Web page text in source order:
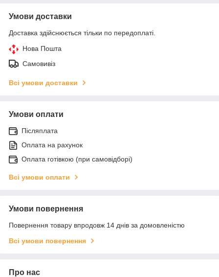
Умови доставки
Доставка здійснюється тільки по передоплаті.
Нова Пошта
Самовивіз
Всі умови доставки
Умови оплати
Післяплата
Оплата на рахунок
Оплата готівкою (при самовідборі)
Всі умови оплати
Умови повернення
Повернення товару впродовж 14 днів за домовленістю
Всі умови повернення
Про нас